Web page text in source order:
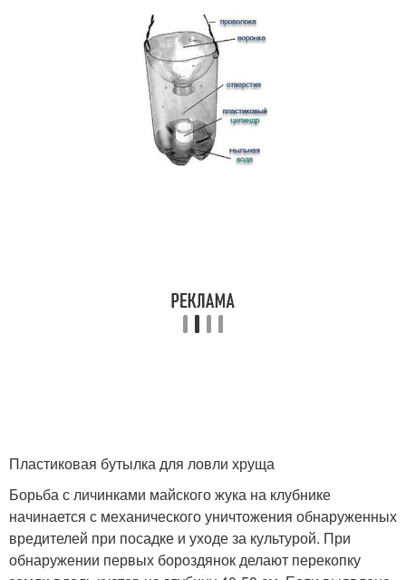
Пластиковая бутылка для ловли хруща
Борьба с личинками майского жука на клубнике
начинается с механического уничтожения обнаруженных
вредителей при посадке и уходе за культурой. При
обнаружении первых бороздянок делают перекопку